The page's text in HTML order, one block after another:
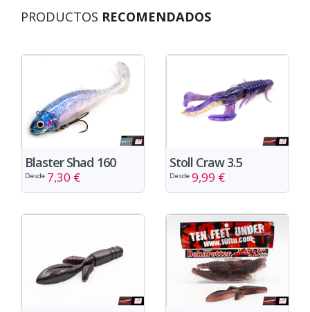
PRODUCTOS RECOMENDADOS
Blaster Shad 160
Desde 7,30 €
Stoll Craw 3.5
Desde 9,99 €